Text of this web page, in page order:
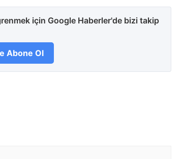
için Google Haberler'de bizi takip
Abone Ol